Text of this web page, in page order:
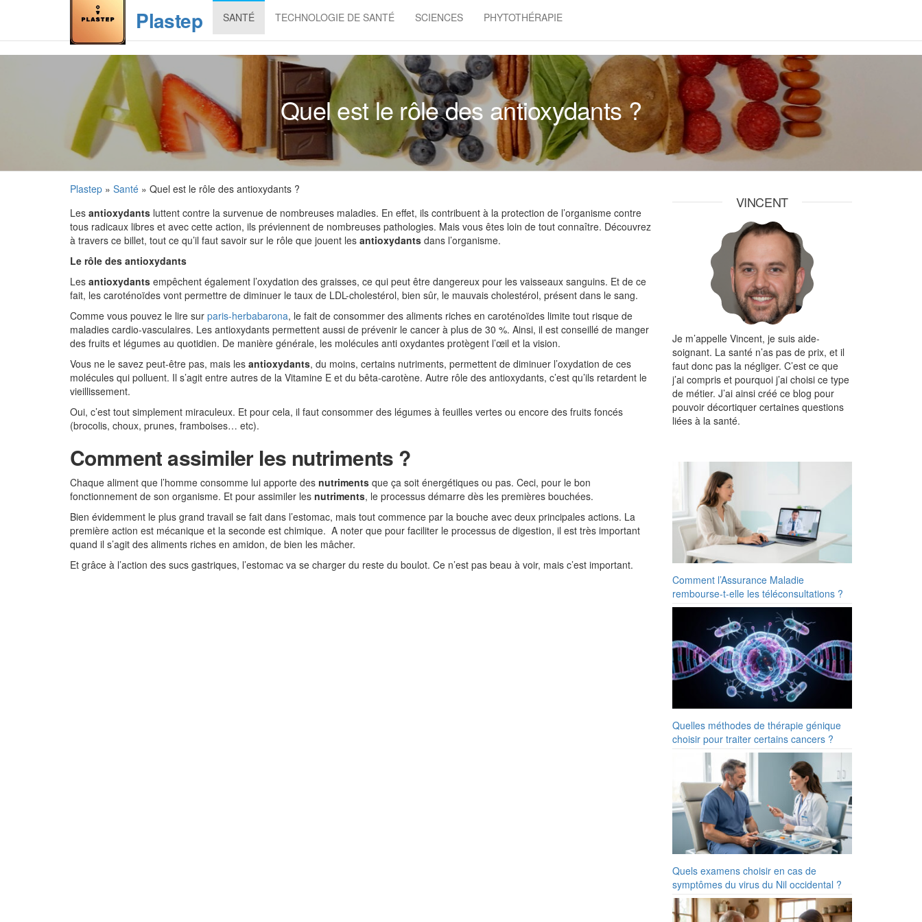
Plastep SANTÉ TECHNOLOGIE DE SANTÉ SCIENCES PHYTOTHÉRAPIE
Quel est le rôle des antioxydants ?
Plastep » Santé » Quel est le rôle des antioxydants ?
Les antioxydants luttent contre la survenue de nombreuses maladies. En effet, ils contribuent à la protection de l’organisme contre
tous radicaux libres et avec cette action, ils préviennent de nombreuses pathologies. Mais vous êtes loin de tout connaître. Découvrez
à travers ce billet, tout ce qu’il faut savoir sur le rôle que jouent les antioxydants dans l’organisme.
Le rôle des antioxydants
Les antioxydants empêchent également l’oxydation des graisses, ce qui peut être dangereux pour les vaisseaux sanguins. Et de ce
fait, les caroténoïdes vont permettre de diminuer le taux de LDL-cholestérol, bien sûr, le mauvais cholestérol, présent dans le sang.
Comme vous pouvez le lire sur paris-herbabarona, le fait de consommer des aliments riches en caroténoïdes limite tout risque de
maladies cardio-vasculaires. Les antioxydants permettent aussi de prévenir le cancer à plus de 30 %. Ainsi, il est conseillé de manger
des fruits et légumes au quotidien. De manière générale, les molécules anti oxydantes protègent l’œil et la vision.
Vous ne le savez peut-être pas, mais les antioxydants, du moins, certains nutriments, permettent de diminuer l’oxydation de ces
molécules qui polluent. Il s’agit entre autres de la Vitamine E et du bêta-carotène. Autre rôle des antioxydants, c’est qu’ils retardent le
vieillissement.
Oui, c’est tout simplement miraculeux. Et pour cela, il faut consommer des légumes à feuilles vertes ou encore des fruits foncés
(brocolis, choux, prunes, framboises… etc).
Comment assimiler les nutriments ?
Chaque aliment que l’homme consomme lui apporte des nutriments que ça soit énergétiques ou pas. Ceci, pour le bon
fonctionnement de son organisme. Et pour assimiler les nutriments, le processus démarre dès les premières bouchées.
Bien évidemment le plus grand travail se fait dans l’estomac, mais tout commence par la bouche avec deux principales actions. La
première action est mécanique et la seconde est chimique. A noter que pour faciliter le processus de digestion, il est très important
quand il s’agit des aliments riches en amidon, de bien les mâcher.
Et grâce à l’action des sucs gastriques, l’estomac va se charger du reste du boulot. Ce n’est pas beau à voir, mais c’est important.
VINCENT
Je m’appelle Vincent, je suis aide-
soignant. La santé n’as pas de prix, et il
faut donc pas la négliger. C’est ce que
j’ai compris et pourquoi j’ai choisi ce type
de métier. J’ai ainsi créé ce blog pour
pouvoir décortiquer certaines questions
liées à la santé.
Comment l’Assurance Maladie
rembourse-t-elle les téléconsultations ?
Quelles méthodes de thérapie génique
choisir pour traiter certains cancers ?
Quels examens choisir en cas de
symptômes du virus du Nil occidental ?